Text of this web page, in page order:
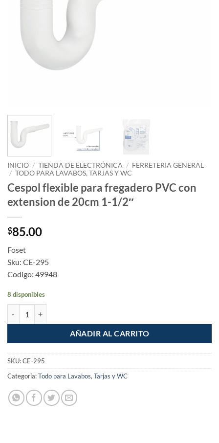
INICIO / TIENDA DE ELECTRÓNICA / FERRETERIA GENERAL
/ TODO PARA LAVABOS, TARJAS Y WC
Cespol flexible para fregadero PVC con
extension de 20cm 1-1/2″
$85.00
Foset
Sku: CE-295
Codigo: 49948
8 disponibles
AÑADIR AL CARRITO
SKU:CE-295
Categoría:Todo para Lavabos, Tarjas y WC